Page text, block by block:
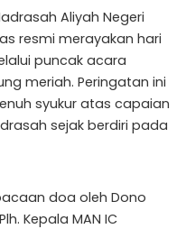
Aliyah Negeri
resmi merayakan hari
puncak acara
meriah. Peringatan ini
syukur atas capaian
sejak berdiri pada
doa oleh Dono
Kepala MAN IC